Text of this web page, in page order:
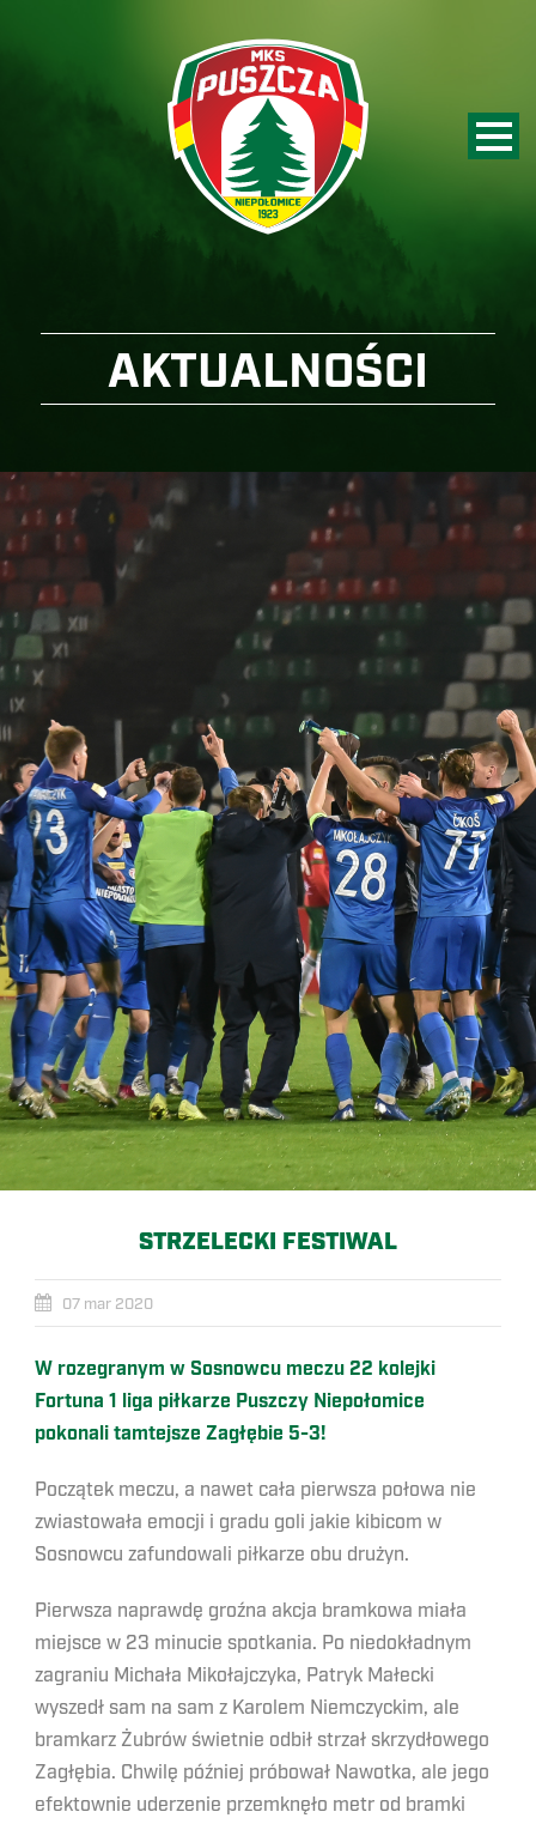
AKTUALNOŚCI
STRZELECKI FESTIWAL
07 mar 2020
W rozegranym w Sosnowcu meczu 22 kolejki
Fortuna 1 liga piłkarze Puszczy Niepołomice
pokonali tamtejsze Zagłębie 5-3!
Początek meczu, a nawet cała pierwsza połowa nie
zwiastowała emocji i gradu goli jakie kibicom w
Sosnowcu zafundowali piłkarze obu drużyn.
Pierwsza naprawdę groźna akcja bramkowa miała
miejsce w 23 minucie spotkania. Po niedokładnym
zagraniu Michała Mikołajczyka, Patryk Małecki
wyszedł sam na sam z Karolem Niemczyckim, ale
bramkarz Żubrów świetnie odbił strzał skrzydłowego
Zagłębia. Chwilę później próbował Nawotka, ale jego
efektownie uderzenie przemknęło metr od bramki